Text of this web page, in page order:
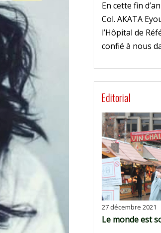
En cette fin
Col. AKATA
l’Hôpital de
confié à nous
Editorial
27 décembre 2021
Le monde est